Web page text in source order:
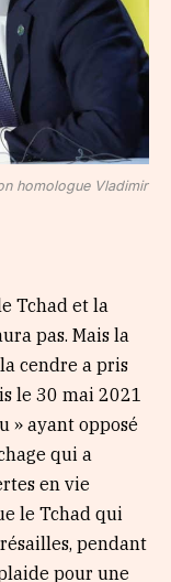
homologue Vladimir
Tchad et la
pas. Mais la
cendre a pris
le 30 mai 2021
» ayant opposé
qui a
en vie
le Tchad qui
pendant
pour une